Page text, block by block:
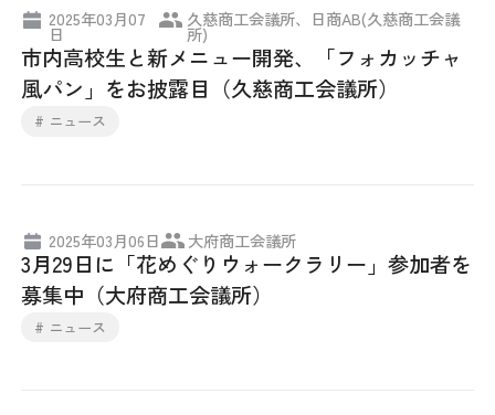
ビジネス交流
海外ビジネス・貿易証明
組織概要
役員紹介
青年部・女性会
2025年03月07
日
久慈商工会議所、日商AB(久慈商工会議
所)
市内高校生と新メニュー開発、「フォカッチャ
風パン」をお披露目（久慈商工会議所）
# ニュース
2025年03月06日 大府商工会議所
3月29日に「花めぐりウォークラリー」参加者を
募集中（大府商工会議所）
# ニュース